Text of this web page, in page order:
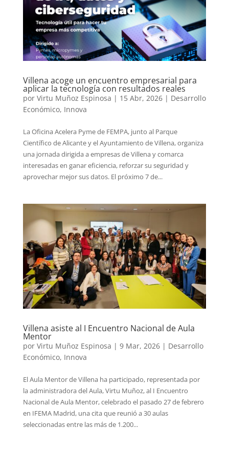
Villena acoge un encuentro empresarial para
aplicar la tecnología con resultados reales
por Virtu Muñoz Espinosa | 15 Abr, 2026| Desarrollo
Económico, Innova
La Oficina Acelera Pyme de FEMPA, junto al Parque
Científico de Alicante y el Ayuntamiento de Villena, organiza
una jornada dirigida a empresas de Villena y comarca
interesadas en ganar eficiencia, reforzar su seguridad y
aprovechar mejor sus datos. El próximo 7 de...
Villena asiste al I Encuentro Nacional de Aula
Mentor
por Virtu Muñoz Espinosa | 9 Mar, 2026| Desarrollo
Económico, Innova
El Aula Mentor de Villena ha participado, representada por
la administradora del Aula, Virtu Muñoz, al I Encuentro
Nacional de Aula Mentor, celebrado el pasado 27 de febrero
en IFEMA Madrid, una cita que reunió a 30 aulas
seleccionadas entre las más de 1.200...